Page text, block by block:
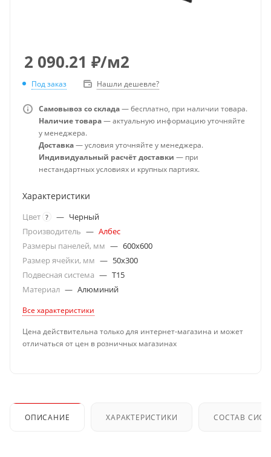
2 090.21 ₽/м2
Под заказ Нашли дешевле?
Самовывоз со склада— бесплатно, при наличии товара.
Наличие товара— актуальную информацию уточняйте
у менеджера.
Доставка— условия уточняйте у менеджера.
Индивидуальный расчёт доставки — при
нестандартных условиях и крупных партиях.
Характеристики
Цвет ? — Черный
Производитель — Албес
Размеры панелей, мм — 600x600
Размер ячейки, мм — 50x300
Подвесная система — T15
Материал — Алюминий
Все характеристики
Цена действительна только для интернет-магазина и может
отличаться от цен в розничных магазинах
ОПИСАНИЕ ХАРАКТЕРИСТИКИ СОСТАВ